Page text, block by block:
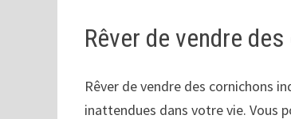
Rêver de vendre
Rêver de vendre des cornichons
inattendues dans votre vie. Vous